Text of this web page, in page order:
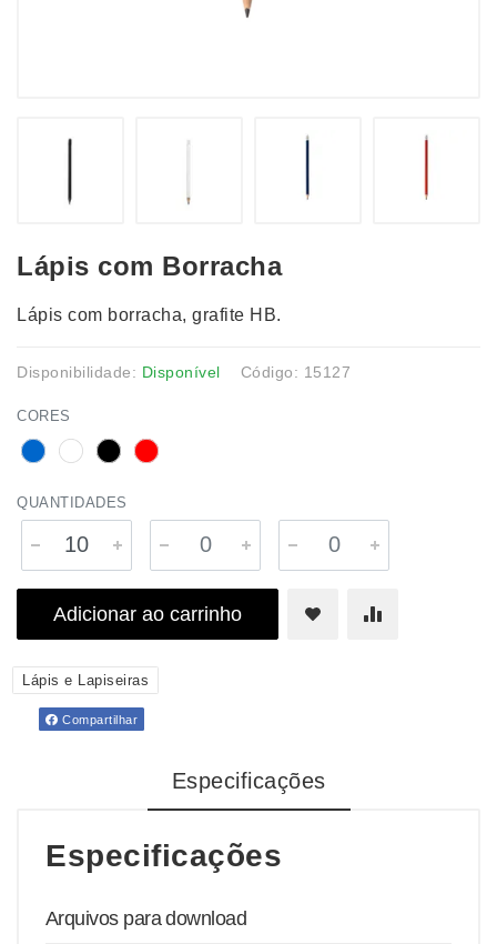
Lápis com Borracha
Lápis com borracha, grafite HB.
Disponibilidade: Disponível Código: 15127
CORES
QUANTIDADES
Adicionar ao carrinho
Lápis e Lapiseiras
Compartilhar
Especificações
Especificações
Arquivos para download